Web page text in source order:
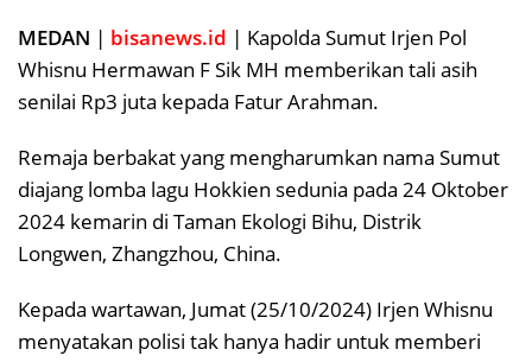
MEDAN | bisanews.id | Kapolda Sumut Irjen Pol
Whisnu Hermawan F Sik MH memberikan tali asih
senilai Rp3 juta kepada Fatur Arahman.
Remaja berbakat yang mengharumkan nama Sumut
diajang lomba lagu Hokkien sedunia pada 24 Oktober
2024 kemarin di Taman Ekologi Bihu, Distrik
Longwen, Zhangzhou, China.
Kepada wartawan, Jumat (25/10/2024) Irjen Whisnu
menyatakan polisi tak hanya hadir untuk memberi